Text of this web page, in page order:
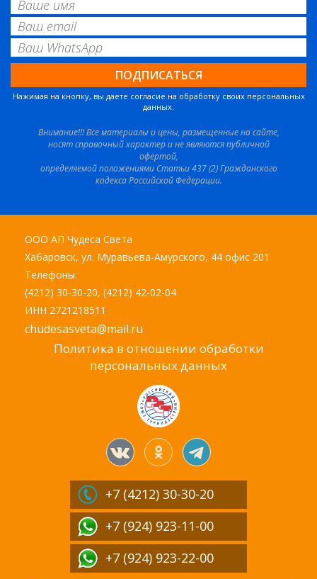
Нажимая на кнопку, вы даете согласие на обработку своих персональных
данных.
Внимание!!! Все материалы и цены, размещенные на сайте,
носят справочный характер и не являются публичной
офертой,
определяемой положениями Статьи 437 (2) Гражданского
кодекса Российской Федерации.
ООО АП Чудеса Света
Хабаровск, ул. Муравьева-Амурского, 44 офис 201
Телефоны:
(4212) 30-30-20, (4212) 42-02-04
ИНН 2721218511
chudesasveta@mail.ru
Политика в отношении обработки
персональных данных
+7 (4212) 30-30-20
+7 (924) 923-11-00
+7 (924) 923-22-00